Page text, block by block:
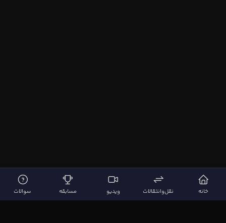
خانه نقل‌وانتقالات ویدیو مسابقه سوالات